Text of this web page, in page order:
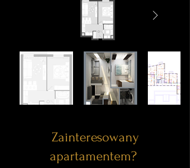
Zainteresowany
apartamentem?